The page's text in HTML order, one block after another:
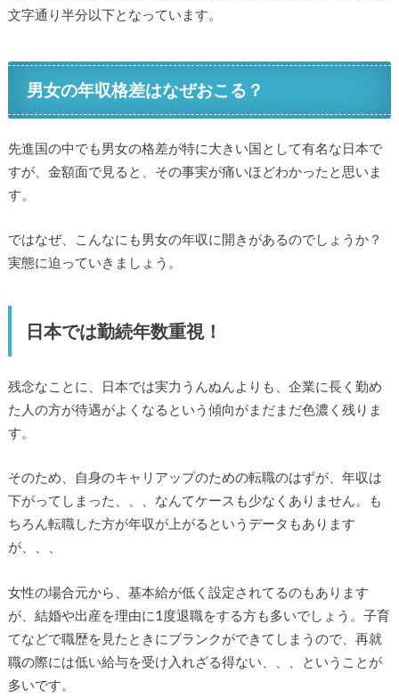
文字通り半分以下となっています。
男女の年収格差はなぜおこる？
先進国の中でも男女の格差が特に大きい国として有名な日本で
すが、金額面で見ると、その事実が痛いほどわかったと思いま
す。
ではなぜ、こんなにも男女の年収に開きがあるのでしょうか？
実態に迫っていきましょう。
日本では勤続年数重視！
残念なことに、日本では実力うんぬんよりも、企業に長く勤め
た人の方が待遇がよくなるという傾向がまだまだ色濃く残りま
す。
そのため、自身のキャリアップのための転職のはずが、年収は
下がってしまった、、、なんてケースも少なくありません。も
ちろん転職した方が年収が上がるというデータもあります
が、、、
女性の場合元から、基本給が低く設定されてるのもあります
が、結婚や出産を理由に1度退職をする方も多いでしょう。子育
てなどで職歴を見たときにブランクができてしまうので、再就
職の際には低い給与を受け入れざる得ない、、、ということが
多いです。